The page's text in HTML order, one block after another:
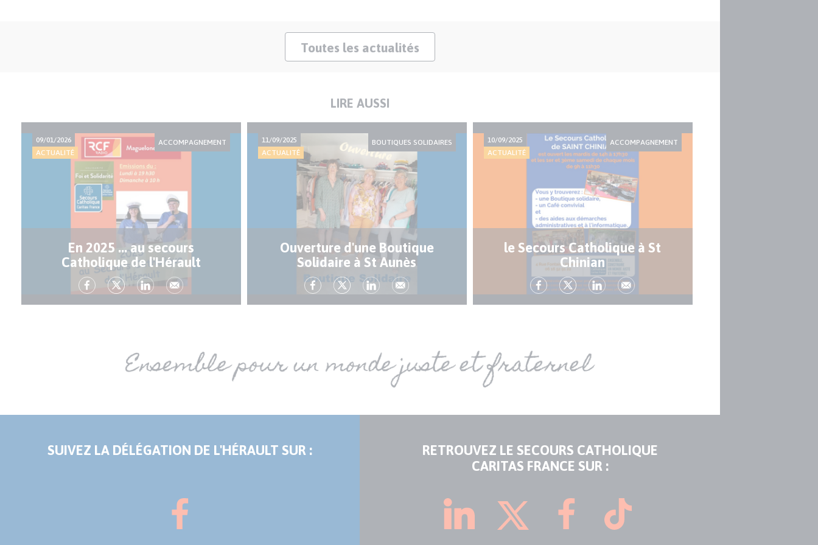
Toutes les actualités
LIRE AUSSI
09/01/2026
ACTUALITÉ
ACCOMPAGNEMENT
En 2025 ... au secours
Catholique de l'Hérault
11/09/2025
ACTUALITÉ
BOUTIQUES SOLIDAIRES
Ouverture d'une Boutique
Solidaire à St Aunès
10/09/2025
ACTUALITÉ
ACCOMPAGNEMENT
le Secours Catholique à St
Chinian
SUIVEZ LA DÉLÉGATION DE L'HÉRAULT SUR :
RETROUVEZ LE SECOURS CATHOLIQUE
CARITAS FRANCE SUR :